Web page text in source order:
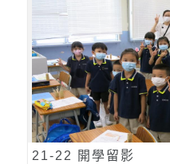
21-22 開學留影